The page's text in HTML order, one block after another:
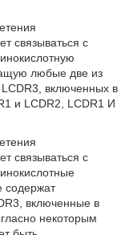
связываться с
любые две из
включенных в
и LCDR2, LCDR1 И
связываться с
содержат
включенные в
некоторым